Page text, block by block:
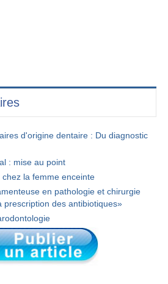
d'origine dentaire : Du diagnostic
: mise au point
la femme enceinte
en pathologie et chirurgie
prescription des antibiotiques»